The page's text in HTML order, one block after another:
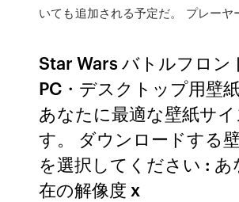
いても追加される予定だ。 プレーヤ
Star Wars バトルフロン
PC・デスクトップ用壁紙
あなたに最適な壁紙サ
す。 ダウンロードする
を選択してください :
在の解像度 x